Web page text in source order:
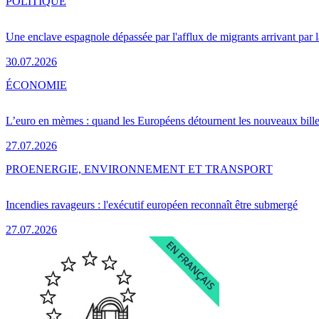
Une enclave espagnole dépassée par l'afflux de migrants arrivant par
30.07.2026
L’euro en mèmes : quand les Européens détournent les nouveaux
27.07.2026
ÉCONOMIE
Incendies ravageurs : l'exécutif européen reconnaît être submergé
27.07.2026
PROENERGIE, ENVIRONNEMENT ET TRANSPORT